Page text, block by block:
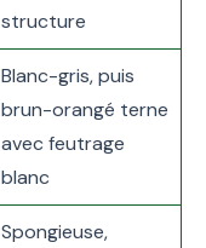
structure
Blanc-gris, puis
brun-orangé terne
avec feutrage
blanc
Spongieuse,